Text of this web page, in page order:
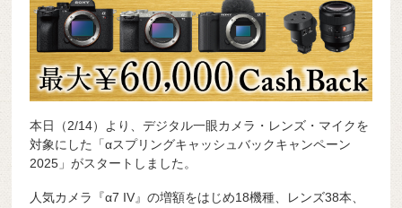
本日（2/14）より、デジタル一眼カメラ・レンズ・マイクを
対象にした「αスプリングキャッシュバックキャンペーン
2025」がスタートしました。
人気カメラ『α7 IV』の増額をはじめ18機種、レンズ38本、